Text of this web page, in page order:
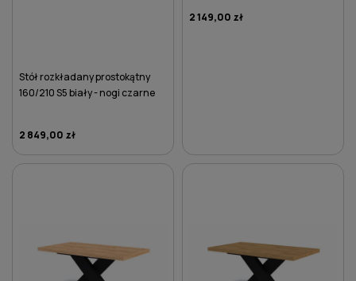
Stół rozkładany prostokątny
160/210 S5 biały - nogi czarne
2 849,00 zł
2 149,00 zł